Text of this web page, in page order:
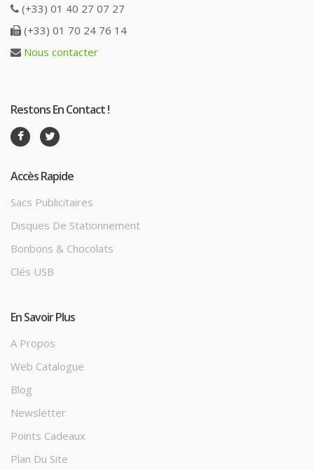
(+33) 01 40 27 07 27
(+33) 01 70 24 76 14
Nous contacter
Restons En Contact !
Accès Rapide
Sacs Publicitaires
Disques De Stationnement
Bonbons & Chocolats
Clés USB
En Savoir Plus
A Propos
Web Catalogue
Blog
Newsletter
Points Cadeaux
Plan Du Site